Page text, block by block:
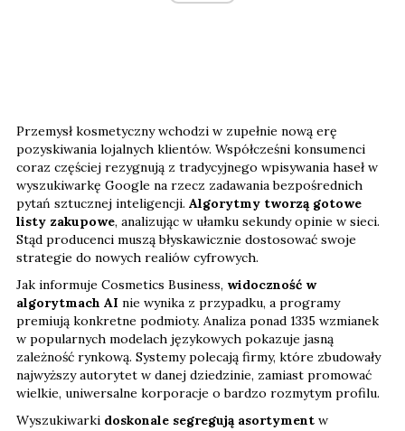
Przemysł kosmetyczny wchodzi w zupełnie nową erę
pozyskiwania lojalnych klientów. Współcześni konsumenci
coraz częściej rezygnują z tradycyjnego wpisywania haseł w
wyszukiwarkę Google na rzecz zadawania bezpośrednich
pytań sztucznej inteligencji. Algorytmy tworzą gotowe
listy zakupowe, analizując w ułamku sekundy opinie w sieci.
Stąd producenci muszą błyskawicznie dostosować swoje
strategie do nowych realiów cyfrowych.
Jak informuje Cosmetics Business, widoczność w
algorytmach AI nie wynika z przypadku, a programy
premiują konkretne podmioty. Analiza ponad 1335 wzmianek
w popularnych modelach językowych pokazuje jasną
zależność rynkową. Systemy polecają firmy, które zbudowały
najwyższy autorytet w danej dziedzinie, zamiast promować
wielkie, uniwersalne korporacje o bardzo rozmytym profilu.
Wyszukiwarki doskonale segregują asortyment w